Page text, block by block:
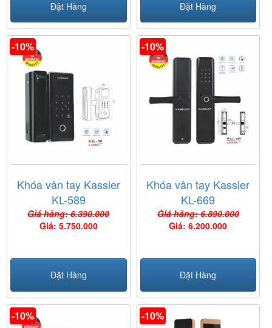
Đặt Hàng Đặt Hàng
-10%
Khóa vân tay Kassler
KL-589
Giá hãng: 6.390.000
Giá: 5.750.000
Đặt Hàng
-10%
Khóa vân tay Kassler
KL-669
Giá hãng: 6.890.000
Giá: 6.200.000
Đặt Hàng
-10% -10%